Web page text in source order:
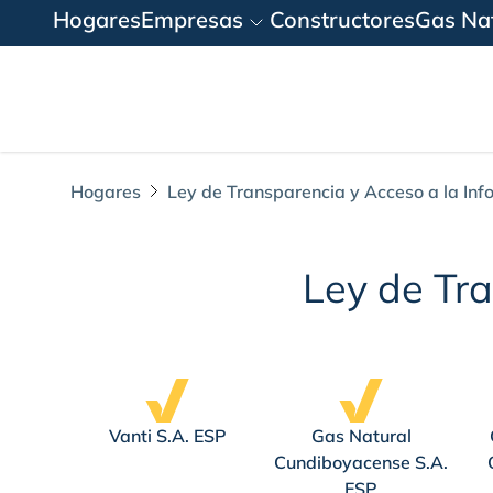
HogaresEmpresas ConstructoresGas
Hogares Ley de Transparencia y Acceso a la
Gas Natural del
Ley de
Vanti S.A. ESP
Gas Natural
Cundiboyacense S.A.
ESP